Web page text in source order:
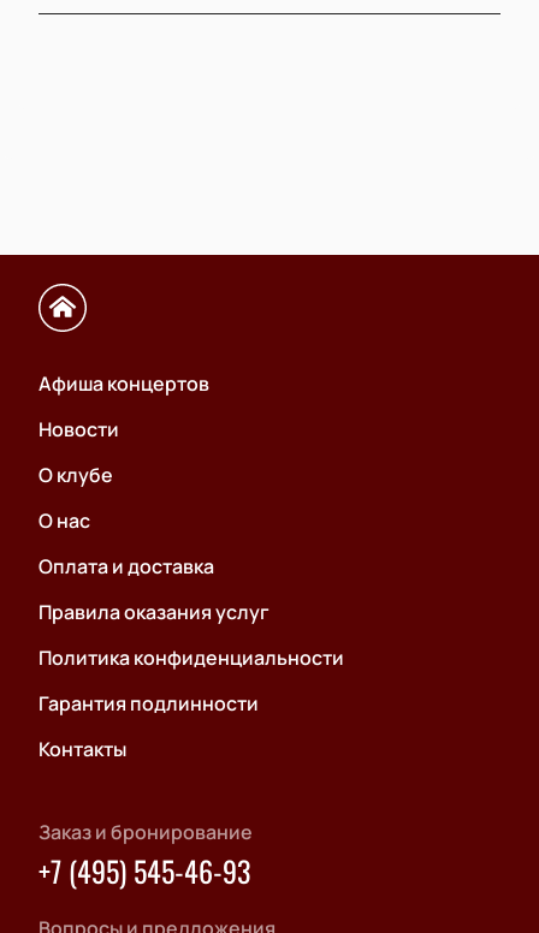
Афиша концертов
Новости
О клубе
О нас
Оплата и доставка
Правила оказания услуг
Политика конфиденциальности
Гарантия подлинности
Контакты
Заказ и бронирование
+7 (495) 545-46-93